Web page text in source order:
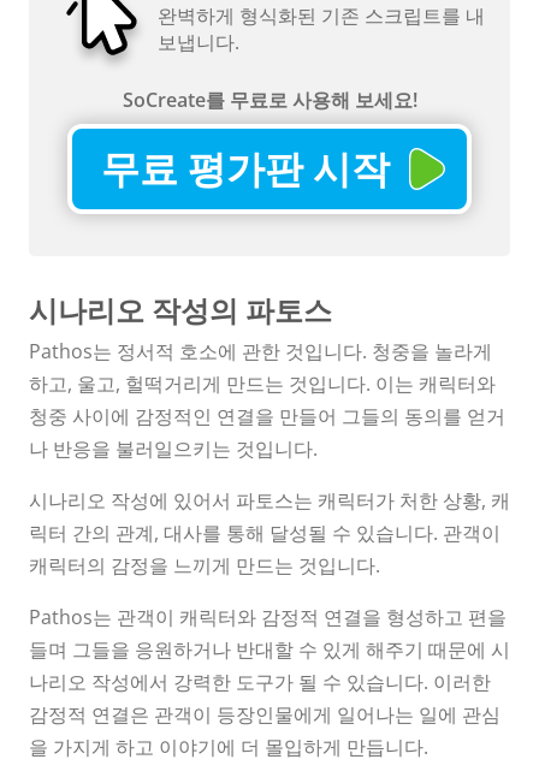
완벽하게 형식화된 기존 스크립트를 내
보냅니다.
SoCreate를 무료로 사용해 보세요!
무료 평가판 시작
시나리오 작성의 파토스
Pathos는 정서적 호소에 관한 것입니다. 청중을 놀라게
하고, 울고, 헐떡거리게 만드는 것입니다. 이는 캐릭터와
청중 사이에 감정적인 연결을 만들어 그들의 동의를 얻거
나 반응을 불러일으키는 것입니다.
시나리오 작성에 있어서 파토스는 캐릭터가 처한 상황, 캐
릭터 간의 관계, 대사를 통해 달성될 수 있습니다. 관객이
캐릭터의 감정을 느끼게 만드는 것입니다.
Pathos는 관객이 캐릭터와 감정적 연결을 형성하고 편을
들며 그들을 응원하거나 반대할 수 있게 해주기 때문에 시
나리오 작성에서 강력한 도구가 될 수 있습니다. 이러한
감정적 연결은 관객이 등장인물에게 일어나는 일에 관심
을 가지게 하고 이야기에 더 몰입하게 만듭니다.